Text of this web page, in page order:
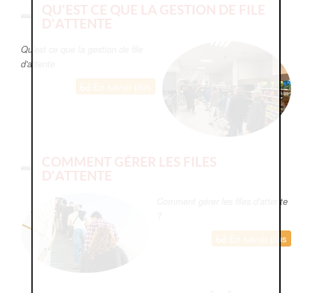
QU'EST CE QUE LA GESTION DE FILE
D'ATTENTE
Qu'est ce que la gestion de file
d'attente
COMMENT GÉRER LES FILES
D'ATTENTE
Comment gérer les files d'attente
En savoir plus